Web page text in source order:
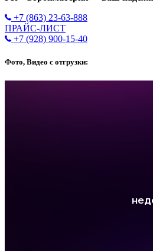
+7 (863) 23-63-888
ПРАЙС-ЛИСТ
+7 (928) 900-15-40
Фото, Видео с отгрузки: